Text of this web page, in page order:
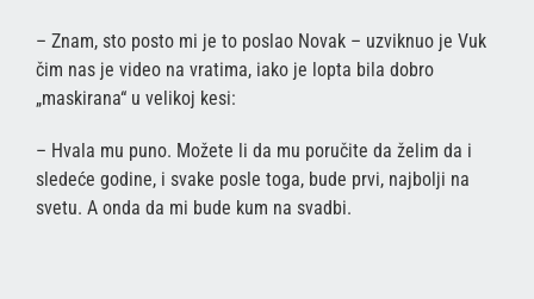
– Znam, sto posto mi je to poslao Novak – uzviknuo je Vuk
čim nas je video na vratima, iako je lopta bila dobro
„maskirana“ u velikoj kesi:
– Hvala mu puno. Možete li da mu poručite da želim da i
sledeće godine, i svake posle toga, bude prvi, najbolji na
svetu. A onda da mi bude kum na svadbi.